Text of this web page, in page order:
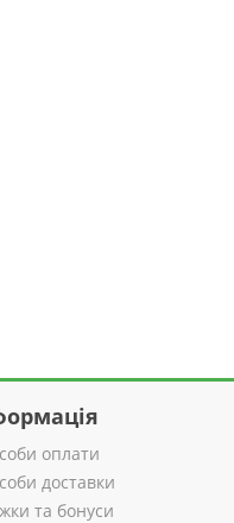
оплати
доставки
та бонуси